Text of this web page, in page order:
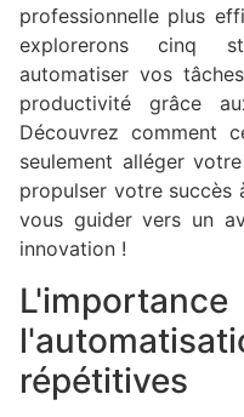
professionnelle plus
explorerons cinq
automatiser vos
productivité grâce
Découvrez comment
seulement alléger
propulser votre succès
vous guider vers un
innovation !
répétitives